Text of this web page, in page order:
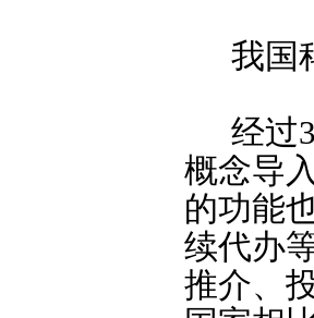
我国
经过
概念导
的功能
续代办
推介、